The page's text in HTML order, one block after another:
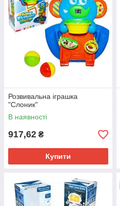
Розвивальна іграшка
"Слоник"
В наявності
917,62 ₴
Купити